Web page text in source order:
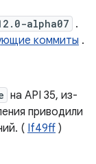
alpha07 .
коммиты .
на API 35, из-
приводили
( If49ff )